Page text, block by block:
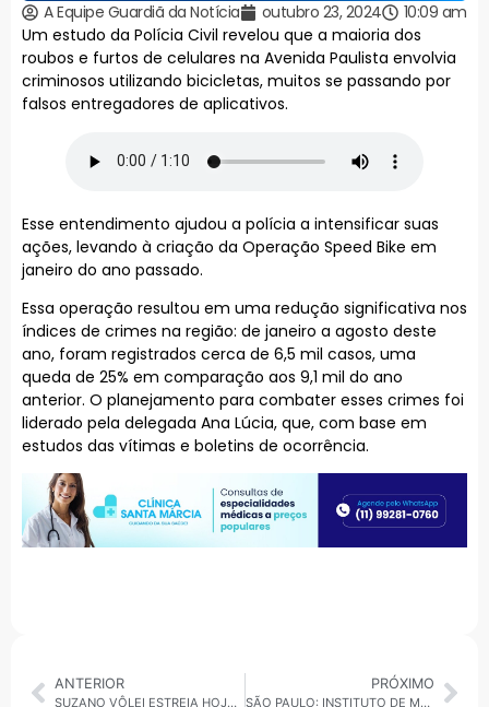
A Equipe Guardiã da Notícia outubro 23, 2024
10:09 am
Um estudo da Polícia Civil revelou que a maioria dos
roubos e furtos de celulares na Avenida Paulista envolvia
criminosos utilizando bicicletas, muitos se passando por
falsos entregadores de aplicativos.
Esse entendimento ajudou a polícia a intensificar suas
ações, levando à criação da Operação Speed Bike em
janeiro do ano passado.
Essa operação resultou em uma redução significativa nos
índices de crimes na região: de janeiro a agosto deste
ano, foram registrados cerca de 6,5 mil casos, uma
queda de 25% em comparação aos 9,1 mil do ano
anterior. O planejamento para combater esses crimes foi
liderado pela delegada Ana Lúcia, que, com base em
estudos das vítimas e boletins de ocorrência.
ANTERIOR
SUZANO VÔLEI ESTREIA HOJE NA SUPERLIGA CONTRA O JOINVILLE; 12 TIMES DISPUTAM O CAMPEONATO
PRÓXIMO
SÃO PAULO: INSTITUTO DE MEDICINA SOCIAL REALIZARÁ 10° MUTIRÃO “ENCONTRE O SEU PAI AQUI”